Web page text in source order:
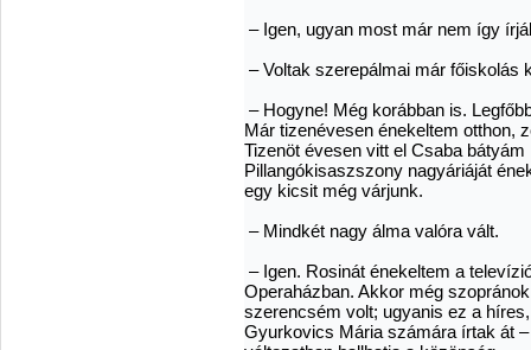
– Igen, ugyan most már nem így
– Voltak szerepálmai már főiskolás
– Hogyne! Még korábban is.
Már tizenévesen énekeltem otthon,
Tizenöt évesen vitt el Csaba
Pillangókisaszszony nagyáriáját
egy kicsit még várjunk.
– Mindkét nagy álma valóra vált.
– Igen. Rosinát énekeltem a
Operaházban. Akkor még
szerencsém volt; ugyanis ez a
Gyurkovics Mária számára írtak át